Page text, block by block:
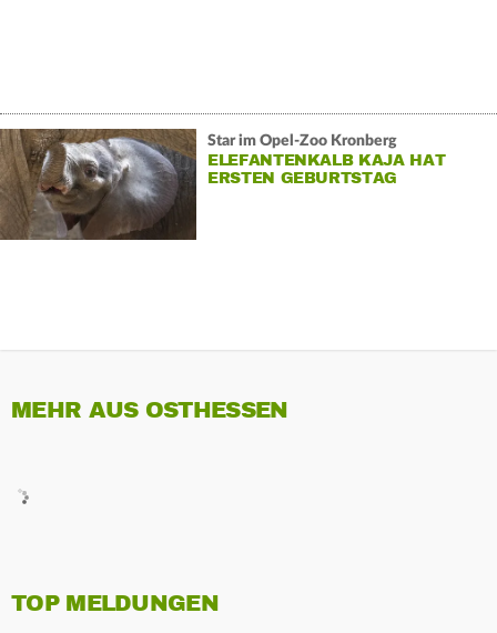
Star im Opel-Zoo Kronberg
ELEFANTENKALB KAJA HAT
ERSTEN GEBURTSTAG
MEHR AUS OSTHESSEN
TOP MELDUNGEN